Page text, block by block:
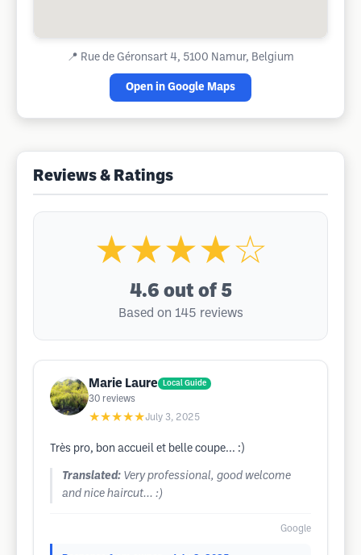
📍 Rue de Géronsart 4, 5100 Namur, Belgium
Open in Google Maps
Reviews & Ratings
★★★★☆
4.6 out of 5
Based on 145 reviews
Marie Laure Local Guide
30 reviews
★★★★★July 3, 2025
Très pro, bon accueil et belle coupe... :)
Translated: Very professional, good welcome
and nice haircut... :)
Google